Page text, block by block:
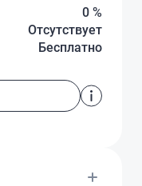
0 %
Отсутствует
Бесплатно